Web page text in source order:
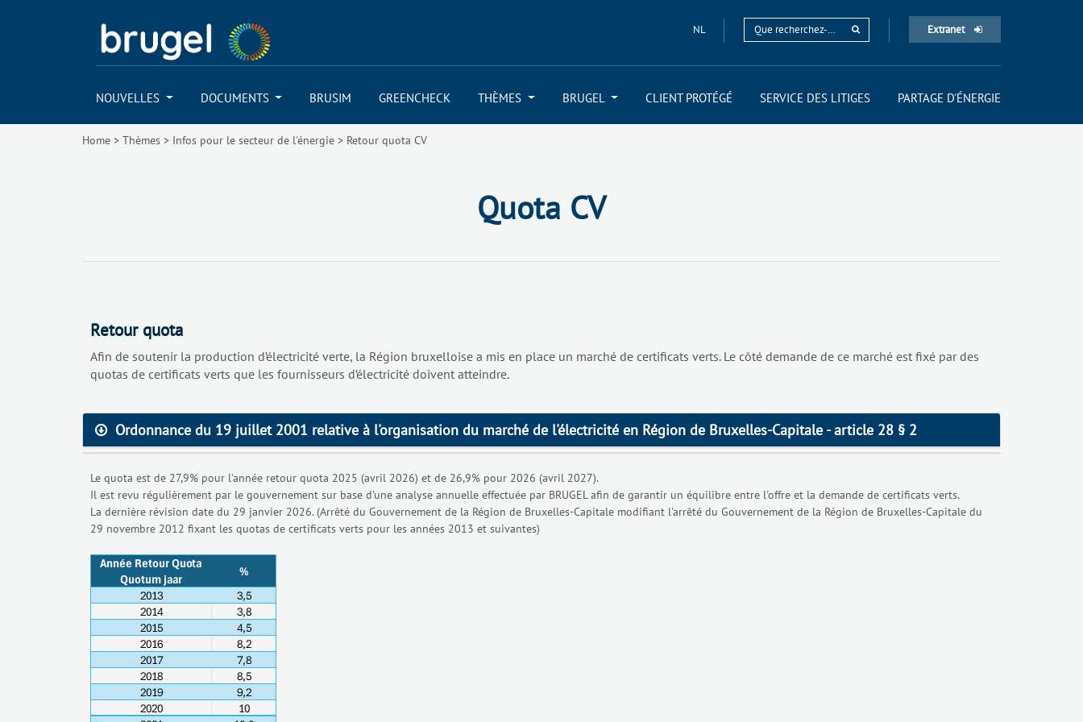
NL Extranet
NOUVELLES DOCUMENTS BRUSIM GREENCHECK THÈMES BRUGEL CLIENT PROTÉGÉ SERVICE DES LITIGES PARTAGE D'ÉNERGIE
Home > Thèmes > Infos pour le secteur de l'énergie > Retour quota CV
Quota CV
Retour quota
Afin de soutenir la production d’électricité verte, la Région bruxelloise a mis en place un marché de certificats verts. Le côté demande de ce marché est fixé par des
quotas de certificats verts que les fournisseurs d’électricité doivent atteindre.
Ordonnance du 19 juillet 2001 relative à l'organisation du marché de l'électricité en Région de Bruxelles-Capitale - article 28 § 2
Le quota est de 27,9% pour l'année retour quota 2025 (avril 2026) et de 26,9% pour 2026 (avril 2027).
Il est revu régulièrement par le gouvernement sur base d'une analyse annuelle effectuée par BRUGEL afin de garantir un équilibre entre l'offre et la demande de certificats verts.
La dernière révision date du 29 janvier 2026. (Arrêté du Gouvernement de la Région de Bruxelles-Capitale modifiant l'arrêté du Gouvernement de la Région de Bruxelles-Capitale du
29 novembre 2012 fixant les quotas de certificats verts pour les années 2013 et suivantes)